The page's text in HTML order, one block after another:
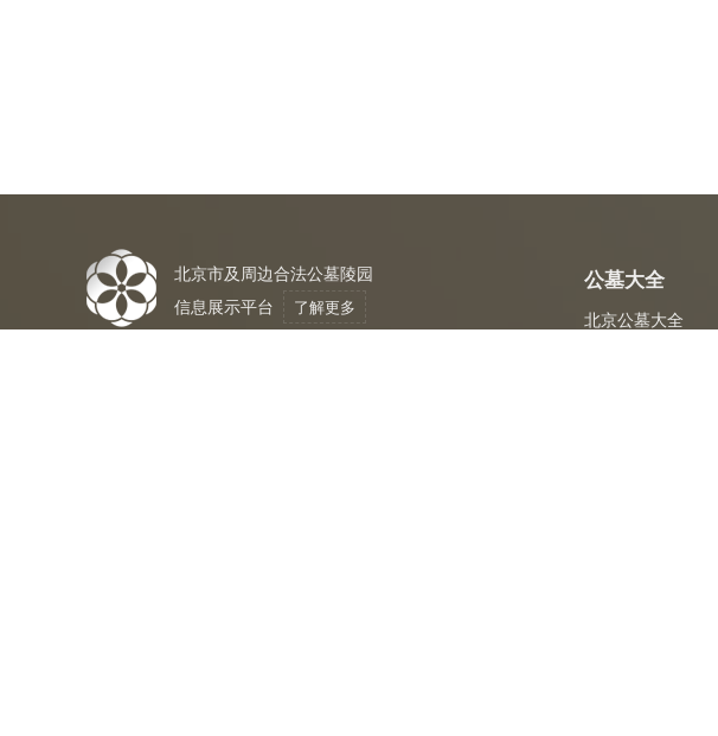
北京市及周边合法公墓陵园
信息展示平台
了解更多
公墓大全
北京公墓大全